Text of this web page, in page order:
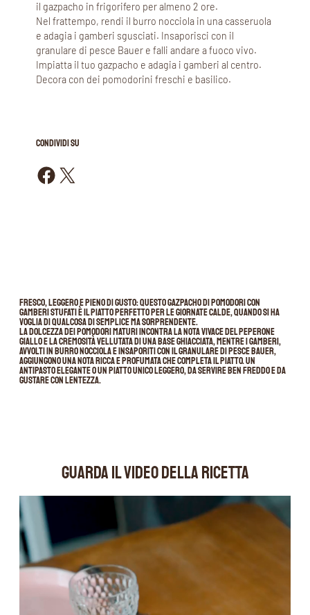
il gazpacho in frigorifero per almeno 2 ore.
Nel frattempo, rendi il burro nocciola in una casseruola
e adagia i gamberi sgusciati. Insaporisci con il
granulare di pesce Bauer e falli andare a fuoco vivo.
Impiatta il tuo gazpacho e adagia i gamberi al centro.
Decora con dei pomodorini freschi e basilico.
CONDIVIDI SU
Condividi su Facebook Condividi su X
Fresco, leggero e pieno di gusto: questo gazpacho di pomodori con
gamberi stufati è il piatto perfetto per le giornate calde, quando si ha
voglia di qualcosa di semplice ma sorprendente.
La dolcezza dei pomodori maturi incontra la nota vivace del peperone
giallo e la cremosità vellutata di una base ghiacciata, mentre i gamberi,
avvolti in burro nocciola e insaporiti con il granulare di pesce Bauer,
aggiungono una nota ricca e profumata che completa il piatto. Un
antipasto elegante o un piatto unico leggero, da servire ben freddo e da
gustare con lentezza.
GUARDA IL VIDEO DELLA RICETTA